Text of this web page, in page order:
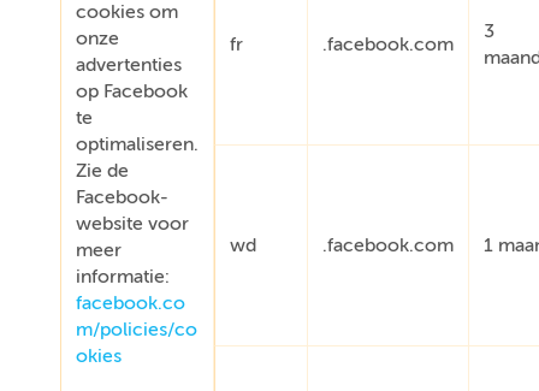
cookies om
onze
advertenties
op Facebook
te
optimaliseren.
Zie de
Facebook-
website voor
meer
informatie:
facebook.co
m/policies/co
okies
fr .facebook.com
3
wd .facebook.com 1